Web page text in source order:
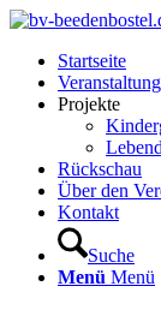
Startseite
Projekte
Rückschau
Über den
Kontakt
Suche
Menü Menü